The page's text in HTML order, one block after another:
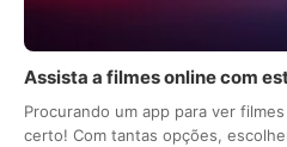
Assista a filmes online com
Procurando um app para ver
certo! Com tantas opções,